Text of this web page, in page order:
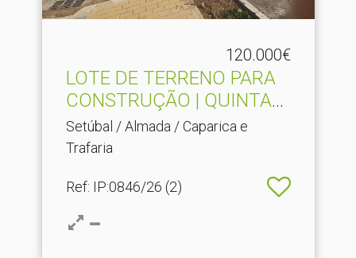
120.000€
LOTE DE TERRENO PARA
CONSTRUÇÃO | QUINTA
DO F.​..
Setúbal / Almada / Caparica e
Trafaria
Ref: IP:0846/26 (2)